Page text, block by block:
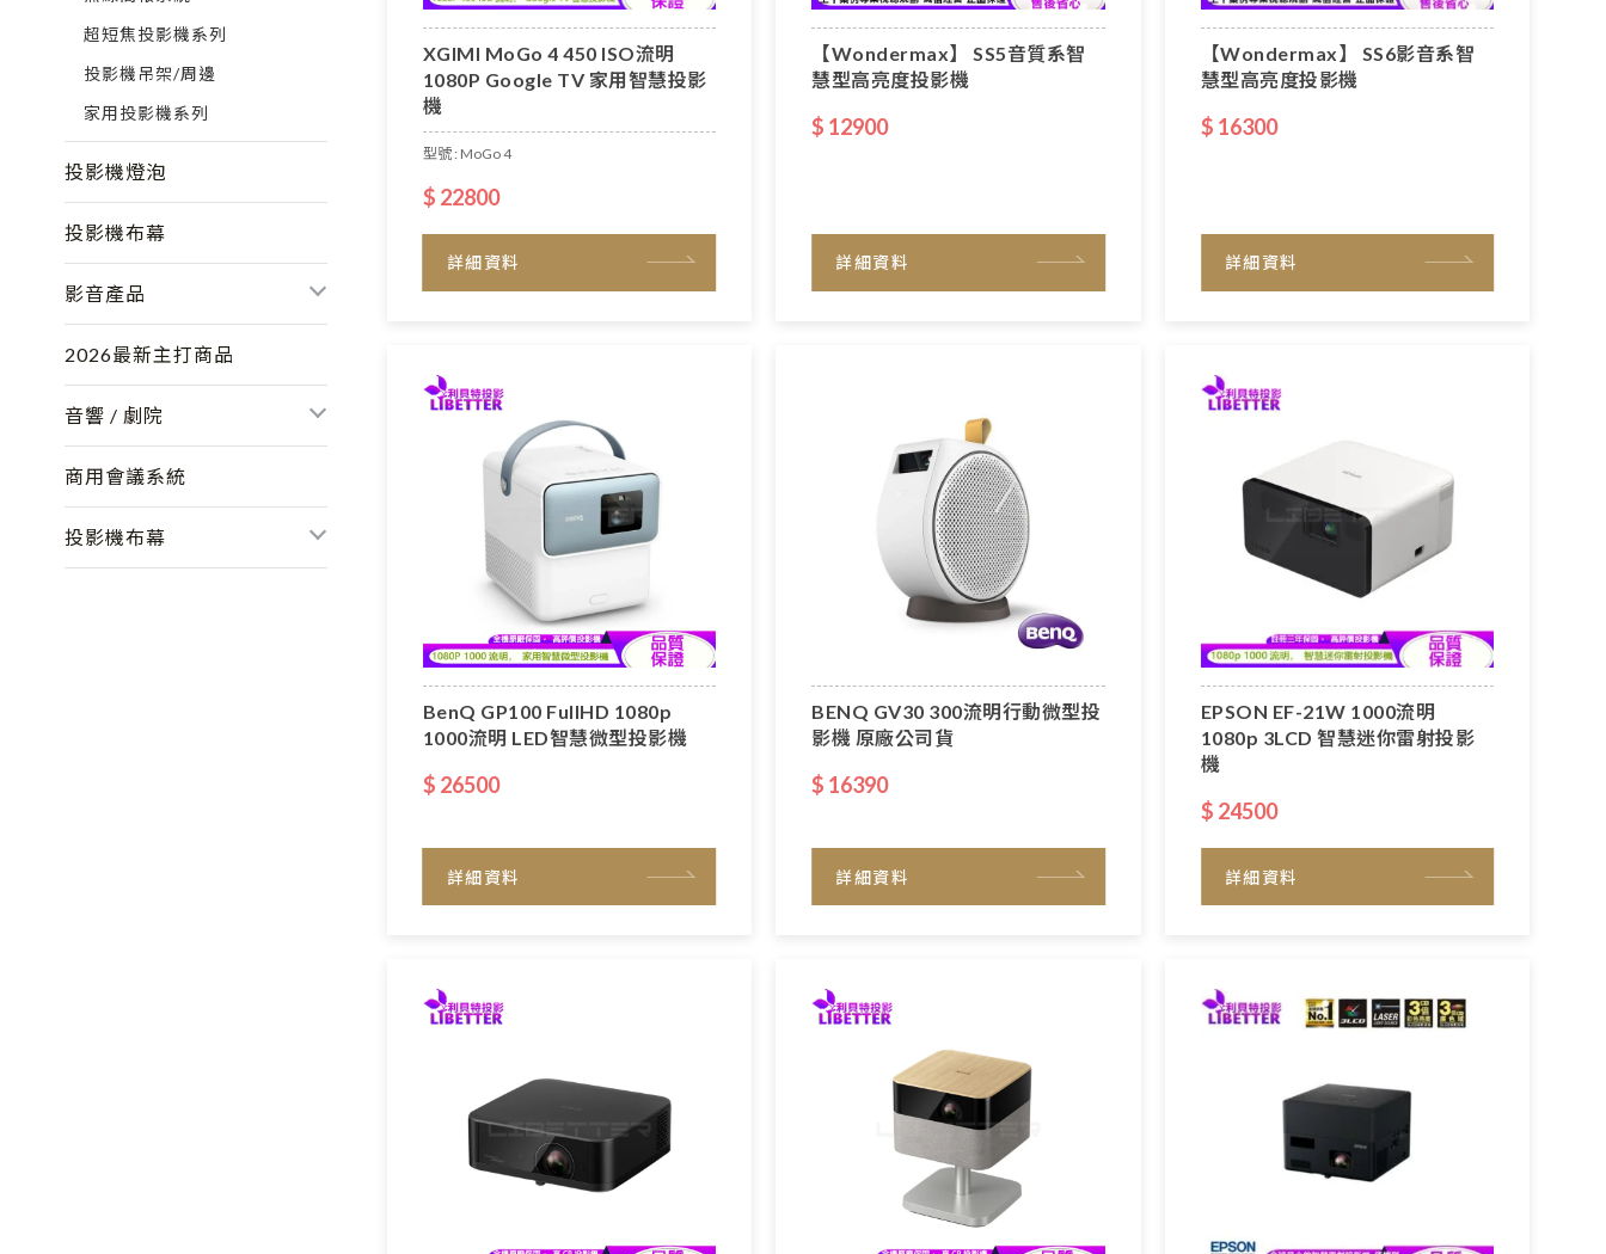
超短焦投影機系列
投影機吊架/周邊
家用投影機系列
投影機燈泡
投影機布幕
影音產品
2026最新主打商品
音響 / 劇院
商用會議系統
投影機布幕
XGIMI MoGo 4 450 ISO流明
1080P Google TV 家用智慧投影
機
型號 : MoGo 4
$ 22800
詳細資料
【Wondermax】 SS5音質系智
慧型高亮度投影機
$ 12900
詳細資料
【Wondermax】 SS6影音系智
慧型高亮度投影機
$ 16300
詳細資料
BenQ GP100 FullHD 1080p
1000流明 LED智慧微型投影機
$ 26500
詳細資料
BENQ GV30 300流明行動微型投
影機 原廠公司貨
$ 16390
詳細資料
EPSON EF-21W 1000流明
1080p 3LCD 智慧迷你雷射投影
機
$ 24500
詳細資料